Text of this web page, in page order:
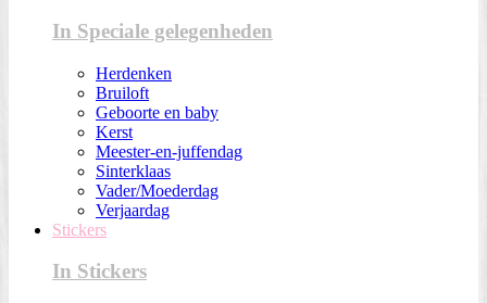
In Speciale gelegenheden
Herdenken
Bruiloft
Geboorte en baby
Kerst
Meester-en-juffendag
Sinterklaas
Vader/Moederdag
Verjaardag
Stickers
In Stickers